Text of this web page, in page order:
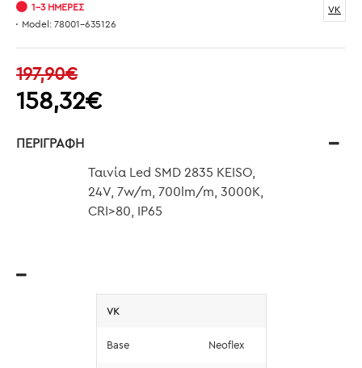
158,32€
197,90€
1-3 ΗΜΈΡΕΣ
Model: 78001-635126
VK
ΠΕΡΙΓΡΑΦΉ
Ταινία Led SMD 2835 KEISO,
24V, 7w/m, 700lm/m, 3000K,
CRI>80, IP65
VK
Base Neoflex